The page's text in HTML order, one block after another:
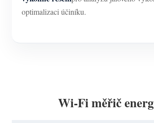
optimalizaci účiníku.
Wi-Fi měřič